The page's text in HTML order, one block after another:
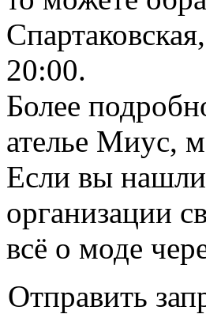
20:00.
Более
ателье Миус,
Если вы
организации
всё о моде
Отправить